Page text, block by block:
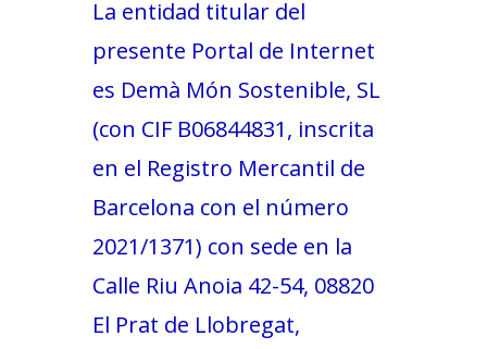
La entidad titular del
presente Portal de Internet
es Demà Món Sostenible, SL
(con CIF B06844831, inscrita
en el Registro Mercantil de
Barcelona con el número
2021/1371) con sede en la
Calle Riu Anoia 42-54, 08820
El Prat de Llobregat,